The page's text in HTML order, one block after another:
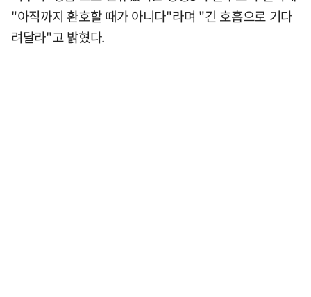
"아직까지 환호할 때가 아니다"라며 "긴 호흡으로 기다
려달라"고 밝혔다.